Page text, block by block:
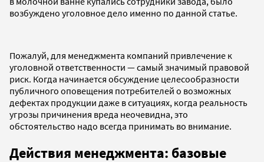
возбуждено уголовное дело именно по данной статье.
Пожалуй, для менеджмента компаний привлечение к
уголовной ответственности — самый значимый правовой
риск. Когда начинается обсуждение целесообразности
публичного оповещения потребителей о возможных
дефектах продукции даже в ситуациях, когда реальность
угрозы причинения вреда неочевидна, это
обстоятельство надо всегда принимать во внимание.
Действия менеджмента: базовые